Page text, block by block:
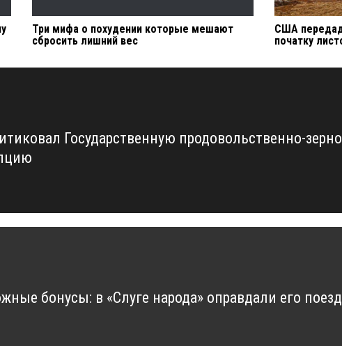
Три мифа о похудении которые мешают
сбросить лишний вес
США
початку
Государственную продовольственно-
бонусы: в «Слуге народа» оправдали его